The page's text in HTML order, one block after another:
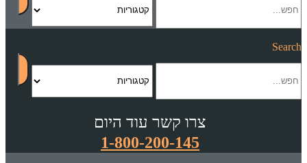
Search
צרו קשר עוד היום
1-800-200-145